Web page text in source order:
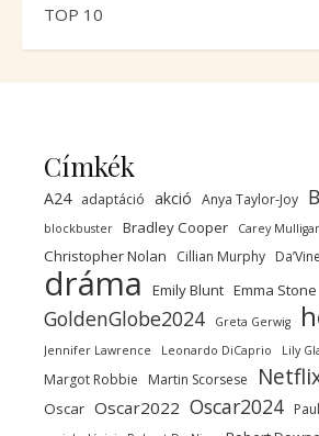
TOP 10
Címkék
A24 adaptáció akció Anya Taylor-Joy
blockbuster Bradley Cooper Carey
Christopher Nolan Cillian Murphy
dráma Emily Blunt Emma Stone
GoldenGlobe2024 Greta Gerwig
Jennifer Lawrence Leonardo DiCaprio Lily
Margot Robbie Martin Scorsese
Oscar Oscar2022 Oscar2024